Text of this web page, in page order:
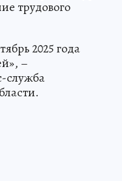
трудового
2025 года
–
служба